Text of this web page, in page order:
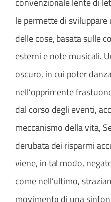
le permette di sviluppare
delle cose, basata sulle
esterni e note musicali.
oscuro, in cui poter
nell’opprimente
dal corso degli eventi,
meccanismo della vita,
derubata dei risparmi
viene, in tal modo,
come nell’ultimo,
movimento di una